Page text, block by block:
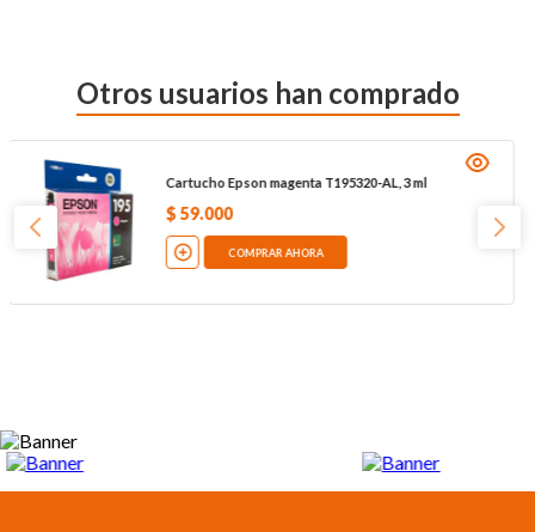
Otros usuarios han comprado
Cartucho Epson magenta T195320-AL, 3 ml
$59.000
COMPRAR AHORA